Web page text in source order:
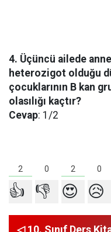
4. Üçüncü ailede
heterozigot olduğu
çocuklarının B kan
olasılığı kaçtır?
Cevap: 1/2
2 0 2 0
👍 👎 😍 😥
◁ 10. Sınıf Ders